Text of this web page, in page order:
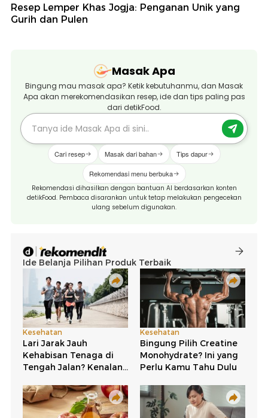
Resep Lemper Khas Jogja: Penganan Unik yang
Gurih dan Pulen
Masak Apa
Bingung mau masak apa? Ketik kebutuhanmu, dan Masak
Apa akan merekomendasikan resep, ide dan tips paling pas
dari detikFood.
Cari resep Masak dari bahan Tips dapur
Rekomendasi menu berbuka
Rekomendasi dihasilkan dengan bantuan AI berdasarkan konten
detikFood. Pembaca disarankan untuk tetap melakukan pengecekan
ulang sebelum digunakan.